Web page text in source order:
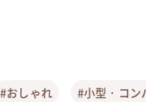
#おしゃれ #小型・コン